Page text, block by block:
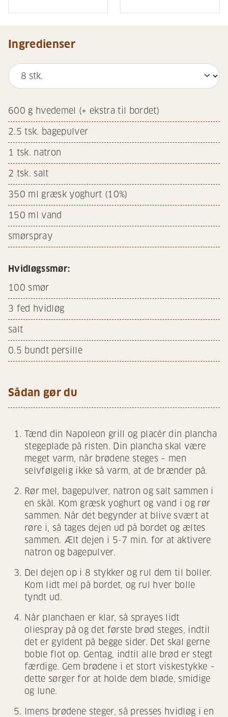
Ingredienser
600 g hvedemel (+ ekstra til bordet)
2.5 tsk. bagepulver
1 tsk. natron
2 tsk. salt
350 ml græsk yoghurt (10%)
150 ml vand
smørspray
Hvidløgssmør:
100 smør
3 fed hvidløg
salt
0.5 bundt persille
Sådan gør du
Tænd din Napoleon grill og placér din plancha
stegeplade på risten. Din plancha skal være
meget varm, når brødene steges – men
selvfølgelig ikke så varm, at de brænder på.
Rør mel, bagepulver, natron og salt sammen i
en skål. Kom græsk yoghurt og vand i og rør
sammen. Når det begynder at blive svært at
røre i, så tages dejen ud på bordet og æltes
sammen. Ælt dejen i 5-7 min. for at aktivere
natron og bagepulver.
Del dejen op i 8 stykker og rul dem til boller.
Kom lidt mel på bordet, og rul hver bolle
tyndt ud.
Når planchaen er klar, så sprayes lidt
oliespray på og det første brød steges, indtil
det er gyldent på begge sider. Det skal gerne
boble flot op. Gentag, indtil alle brød er stegt
færdige. Gem brødene i et stort viskestykke –
dette sørger for at holde dem bløde, smidige
og lune.
Imens brødene steger, så presses hvidløg i en